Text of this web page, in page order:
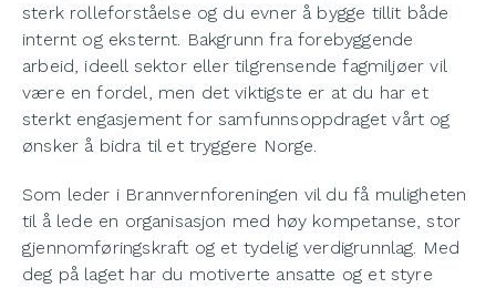
sterk rolleforståelse og du evner å bygge tillit både
internt og eksternt. Bakgrunn fra forebyggende
arbeid, ideell sektor eller tilgrensende fagmiljøer vil
være en fordel, men det viktigste er at du har et
sterkt engasjement for samfunnsoppdraget vårt og
ønsker å bidra til et tryggere Norge.
Som leder i Brannvernforeningen vil du få muligheten
til å lede en organisasjon med høy kompetanse, stor
gjennomføringskraft og et tydelig verdigrunnlag. Med
deg på laget har du motiverte ansatte og et styre